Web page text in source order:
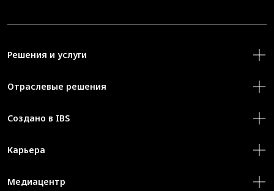
Решения и услуги
Отраслевые решения
Создано в IBS
Карьера
Медиацентр